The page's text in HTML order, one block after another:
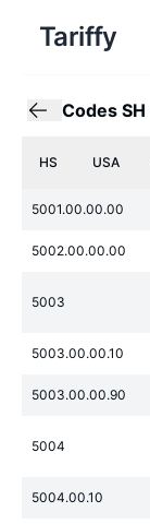
Tariffy
Codes SH
HS USA
5001.00.00.00
5002.00.00.00
5003
5003.00.00.10
5003.00.00.90
5004
5004.00.10